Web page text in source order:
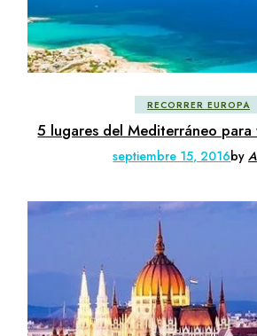
RECORRER EUROPA
5 lugares del Mediterráneo
septiembre 15, 2016by